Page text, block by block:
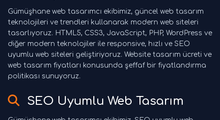
Gümüşhane web tasarımcı ekibimiz, güncel web tasarım
teknolojileri ve trendleri kullanarak modern web siteleri
tasarlıyoruz. HTML5, CSS3, JavaScript, PHP, WordPress ve
diğer modern teknolojiler ile responsive, hızlı ve SEO
uyumlu web siteleri geliştiriyoruz. Website tasarım ücreti ve
web tasarım fiyatları konusunda şeffaf bir fiyatlandırma
politikası sunuyoruz.
SEO Uyumlu Web Tasarım